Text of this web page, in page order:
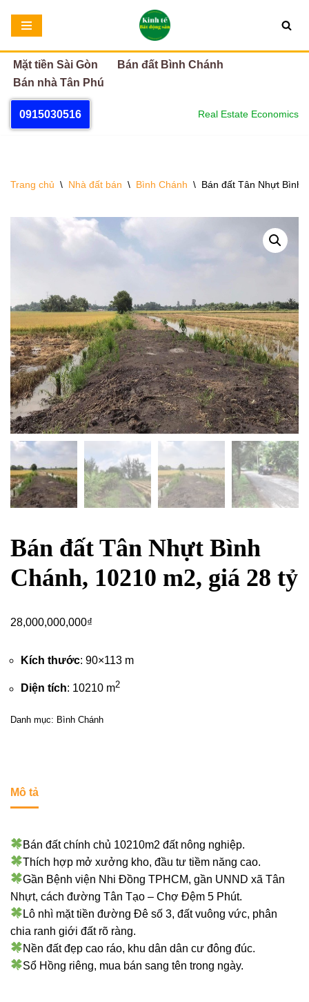
Chuyển
tới
nội
dung
Mặt tiền Sài Gòn
Bán đất Bình Chánh
Bán nhà Tân Phú
0915030516 Real Estate Economics
Trang chủ \ Nhà đất bán \ Bình Chánh \ Bán đất Tân Nhựt Bình
Bán đất Tân Nhựt Bình
Chánh, 10210 m2, giá 28 tỷ
28,000,000,000₫
Kích thước: 90×113 m
Diện tích: 10210 m2
Danh mục: Bình Chánh
Mô tả
Bán đất chính chủ 10210m2 đất nông nghiệp.
Thích hợp mở xưởng kho, đầu tư tiềm năng cao.
Gần Bệnh viện Nhi Đồng TPHCM, gần UNND xã Tân
Nhựt, cách đường Tân Tạo – Chợ Đệm 5 Phút.
Lô nhì mặt tiền đường Đê số 3, đất vuông vức, phân
chia ranh giới đất rõ ràng.
Nền đất đẹp cao ráo, khu dân dân cư đông đúc.
Sổ Hồng riêng, mua bán sang tên trong ngày.